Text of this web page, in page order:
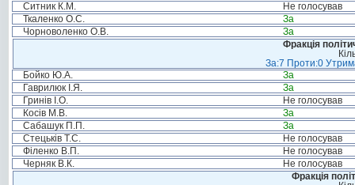
Ситник К.М.
Не голосував
Ткаленко О.С.
За
Чорноволенко О.В.
За
Фракція
За:7 Проти:0
Бойко Ю.А.
За
Гаврилюк І.Я.
За
Гринів І.О.
Не голосував
Косів М.В.
За
Сабашук П.П.
За
Стецьків Т.С.
Не голосував
Філенко В.П.
Не голосував
Черняк В.К.
Не голосував
Фракція